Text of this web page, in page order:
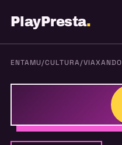
PlayPresta.
ENTAMU/CULTURA/VIAXANDO